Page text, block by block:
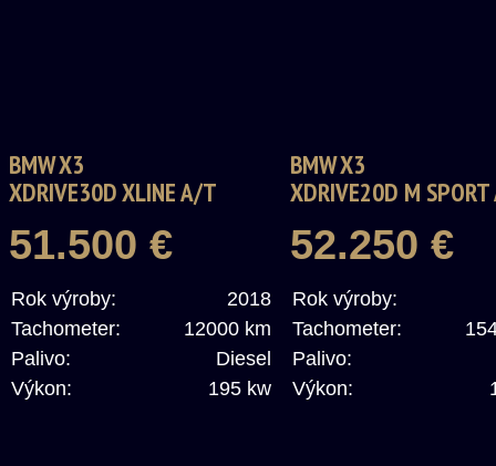
BMW X3
XDRIVE30D XLINE A/T
51.500 €
Rok výroby:
2018
Tachometer:
12000 km
Palivo:
Diesel
Výkon:
195 kw
BMW X3
XDRIVE20D M
52.250 €
Rok výroby:
Tachometer:
Palivo:
Výkon: